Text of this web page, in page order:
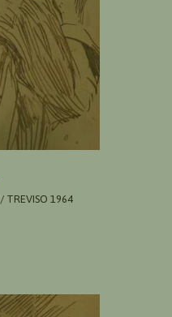
TREVISO 1964